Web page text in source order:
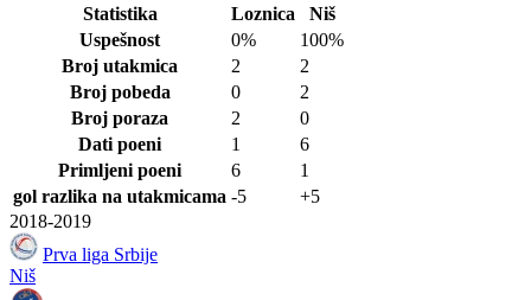
Statistika
Loznica
Niš
Uspešnost
0%
100%
Broj utakmica
2
2
Broj pobeda
0
2
Broj poraza
2
0
Dati poeni
1
6
Primljeni poeni
6
1
gol razlika na utakmicama -5
+5
2018-2019
Prva liga Srbije
Niš